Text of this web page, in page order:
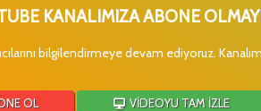
KANALIMIZA ABONE
bilgilendirmeye devam ediyoruz.
OL VİDEOYU TAM İZLE